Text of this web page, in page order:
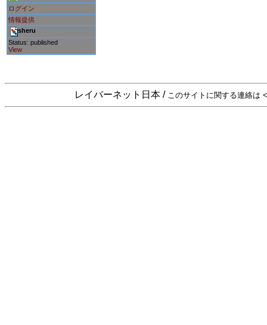
ログイン
情報提供
sheru
Status: published
View
レイバーネット日本 / このサイトに関する連絡は